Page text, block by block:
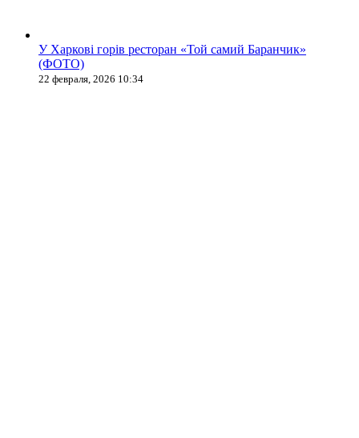
У Харкові горів ресторан «Той самий Баранчик»
(ФОТО)
22 февраля, 2026 10:34